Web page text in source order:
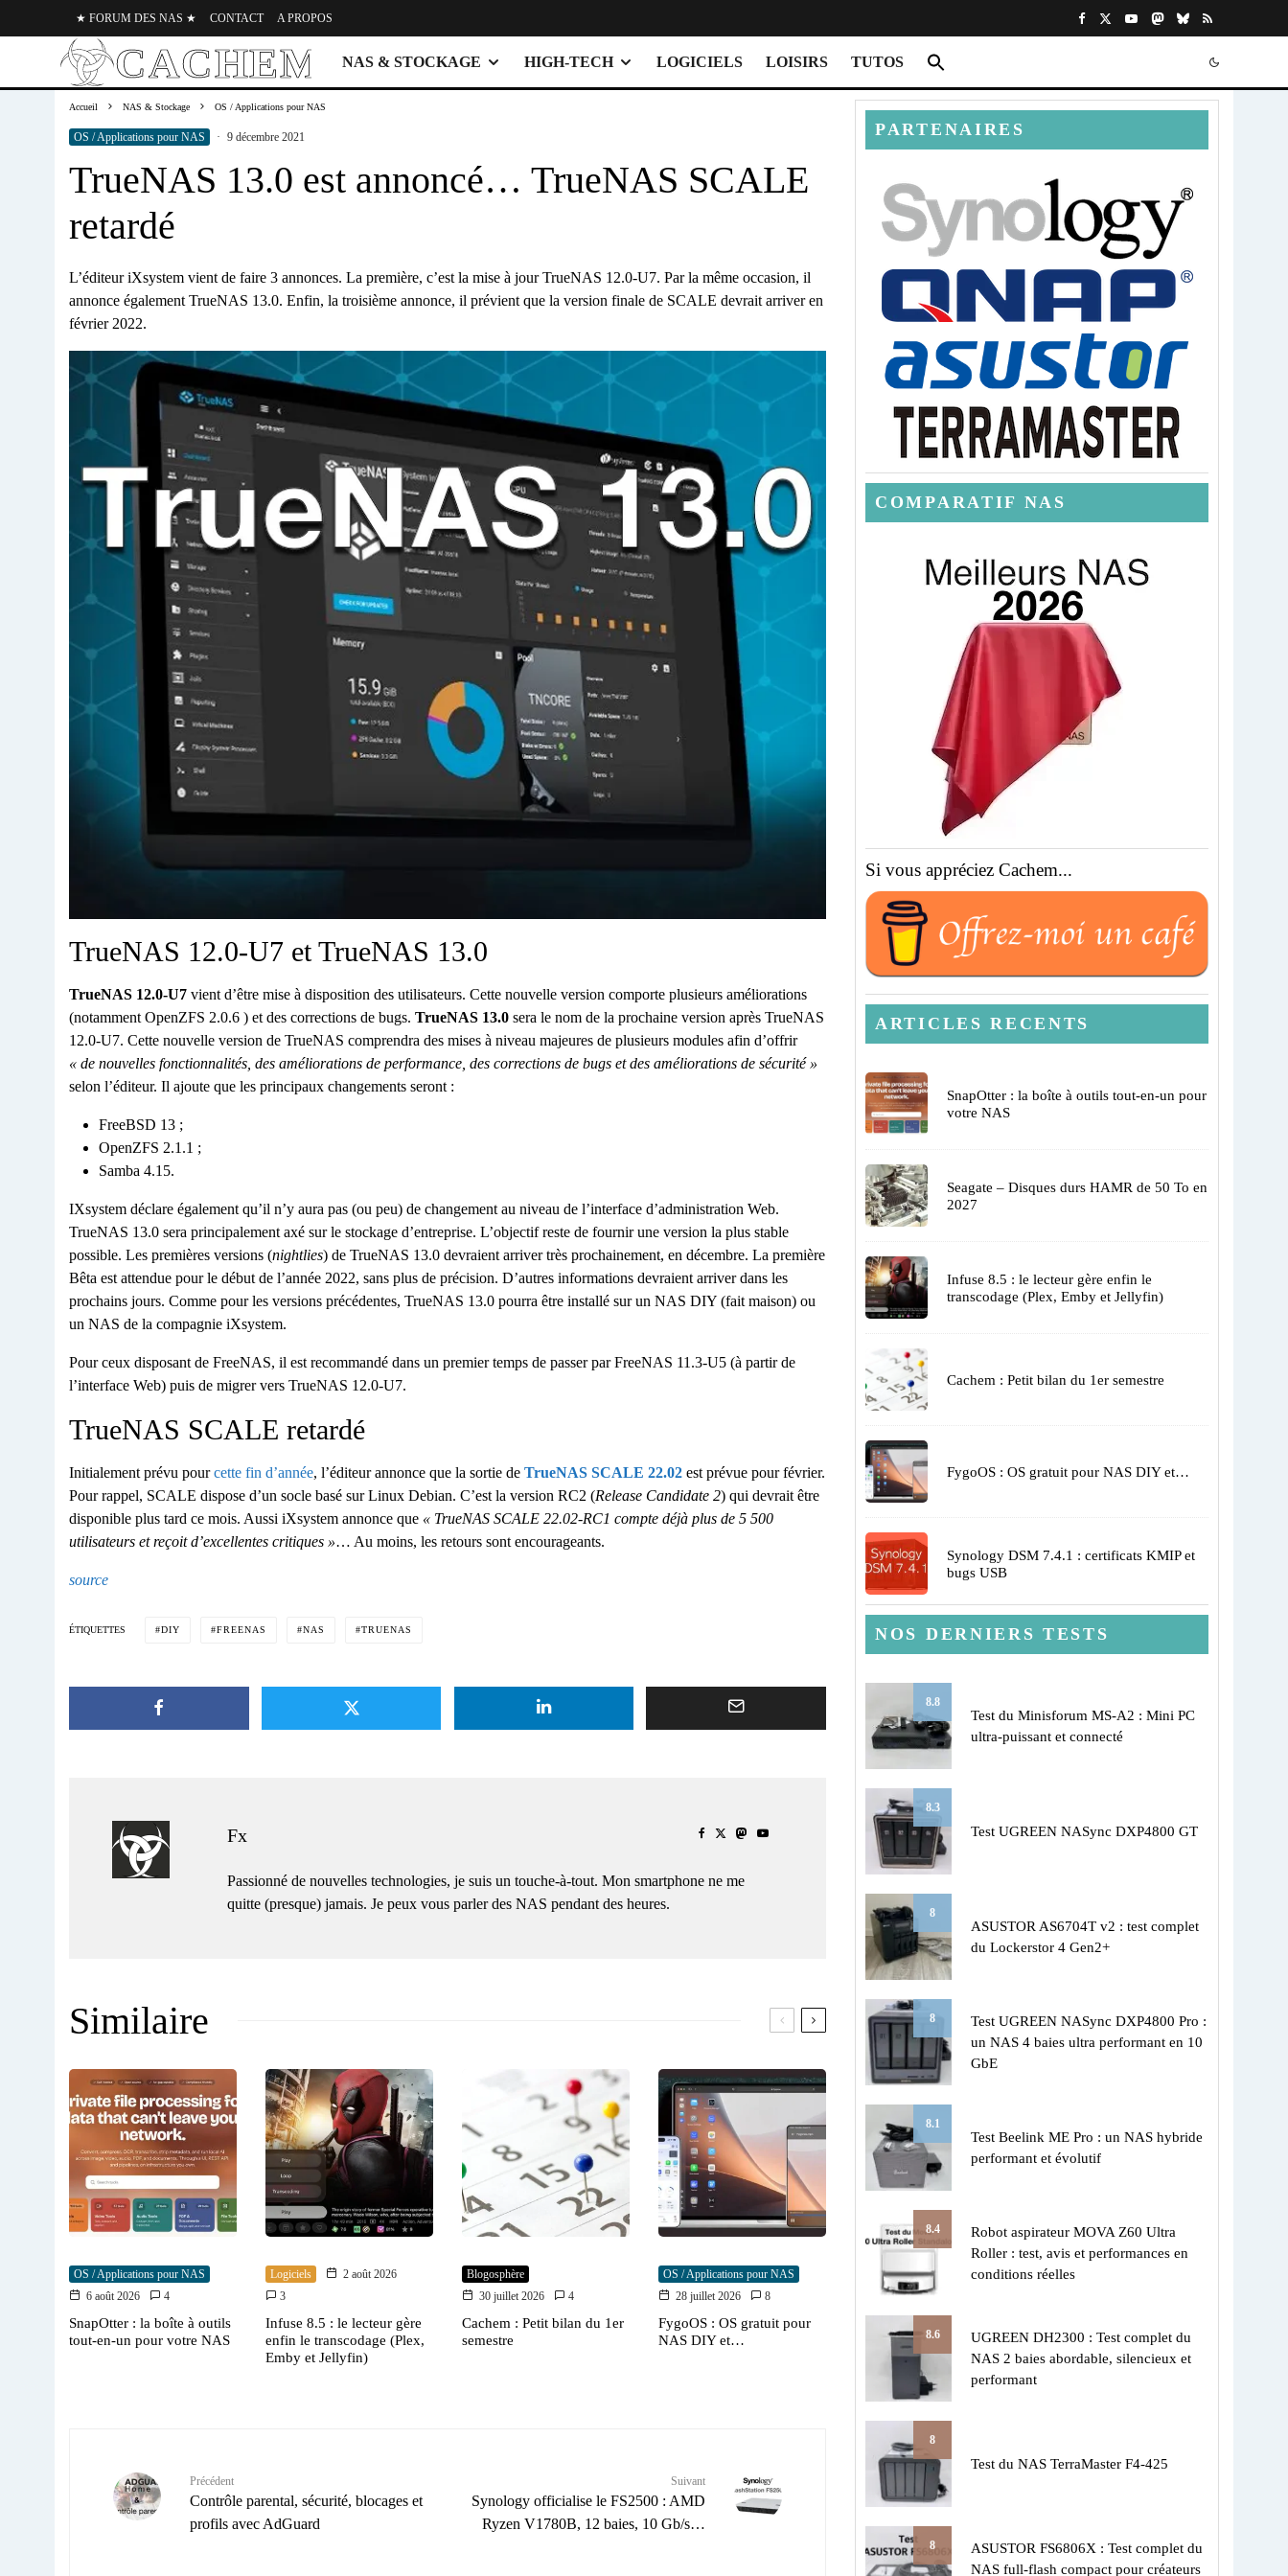
★ FORUM DES NAS ★ CONTACT A PROPOS
NAS & STOCKAGE HIGH-TECH LOGICIELS LOISIRS TUTOS
Accueil NAS & Stockage OS / Applications pour NAS
OS / Applications pour NAS · 9 décembre 2021
TrueNAS 13.0 est annoncé… TrueNAS SCALE
retardé
L’éditeur iXsystem vient de faire 3 annonces. La première, c’est la mise à jour TrueNAS 12.0-U7. Par la même occasion, il
annonce également TrueNAS 13.0. Enfin, la troisième annonce, il prévient que la version finale de SCALE devrait arriver en
février 2022.
TrueNAS 12.0-U7 et TrueNAS 13.0
TrueNAS 12.0-U7 vient d’être mise à disposition des utilisateurs. Cette nouvelle version comporte plusieurs améliorations
(notamment OpenZFS 2.0.6 ) et des corrections de bugs. TrueNAS 13.0 sera le nom de la prochaine version après TrueNAS
12.0-U7. Cette nouvelle version de TrueNAS comprendra des mises à niveau majeures de plusieurs modules afin d’offrir
« de nouvelles fonctionnalités, des améliorations de performance, des corrections de bugs et des améliorations de sécurité »
selon l’éditeur. Il ajoute que les principaux changements seront :
FreeBSD 13 ;
OpenZFS 2.1.1 ;
Samba 4.15.
IXsystem déclare également qu’il n’y aura pas (ou peu) de changement au niveau de l’interface d’administration Web.
TrueNAS 13.0 sera principalement axé sur le stockage d’entreprise. L’objectif reste de fournir une version la plus stable
possible. Les premières versions (nightlies) de TrueNAS 13.0 devraient arriver très prochainement, en décembre. La première
Bêta est attendue pour le début de l’année 2022, sans plus de précision. D’autres informations devraient arriver dans les
prochains jours. Comme pour les versions précédentes, TrueNAS 13.0 pourra être installé sur un NAS DIY (fait maison) ou
un NAS de la compagnie iXsystem.
Pour ceux disposant de FreeNAS, il est recommandé dans un premier temps de passer par FreeNAS 11.3-U5 (à partir de
l’interface Web) puis de migrer vers TrueNAS 12.0-U7.
TrueNAS SCALE retardé
Initialement prévu pourcette fin d’année, l’éditeur annonce que la sortie de TrueNAS SCALE 22.02 est prévue pour février.
Pour rappel, SCALE dispose d’un socle basé sur Linux Debian. C’est la version RC2 (Release Candidate 2) qui devrait être
disponible plus tard ce mois. Aussi iXsystem annonce que « TrueNAS SCALE 22.02-RC1 compte déjà plus de 5 500
utilisateurs et reçoit d’excellentes critiques »… Au moins, les retours sont encourageants.
source
ÉTIQUETTES DIY FREENAS NAS TRUENAS
Fx
Passionné de nouvelles technologies, je suis un touche-à-tout. Mon smartphone ne me
quitte (presque) jamais. Je peux vous parler des NAS pendant des heures.
Similaire
OS / Applications pour NAS
6 août 2026
4
SnapOtter : la boîte à outils
tout-en-un pour votre NAS
Logiciels
2 août 2026
3
Infuse 8.5 : le lecteur gère
enfin le transcodage (Plex,
Emby et Jellyfin)
Blogosphère
30 juillet 2026
4
Cachem : Petit bilan du 1er
semestre
OS / Applications pour NAS
28 juillet 2026
8
FygoOS : OS gratuit pour
NAS DIY et…
Précédent
Contrôle parental, sécurité, blocages et
profils avec AdGuard
Suivant
Synology officialise le FS2500 : AMD
Ryzen V1780B, 12 baies, 10 Gb/s…
PARTENAIRES
COMPARATIF NAS
Si vous appréciez Cachem...
ARTICLES RECENTS
SnapOtter : la boîte à outils tout-en-un pour
votre NAS
Seagate – Disques durs HAMR de 50 To en
2027
Infuse 8.5 : le lecteur gère enfin le
transcodage (Plex, Emby et Jellyfin)
Cachem : Petit bilan du 1er semestre
FygoOS : OS gratuit pour NAS DIY et…
Synology DSM 7.4.1 : certificats KMIP et
bugs USB
NOS DERNIERS TESTS
8.8
Test du Minisforum MS-A2 : Mini PC
ultra-puissant et connecté
8.3
Test UGREEN NASync DXP4800 GT
8
ASUSTOR AS6704T v2 : test complet
du Lockerstor 4 Gen2+
8
Test UGREEN NASync DXP4800 Pro :
un NAS 4 baies ultra performant en 10
GbE
8.1
Test Beelink ME Pro : un NAS hybride
performant et évolutif
8.4
Robot aspirateur MOVA Z60 Ultra
Roller : test, avis et performances en
conditions réelles
8.6
UGREEN DH2300 : Test complet du
NAS 2 baies abordable, silencieux et
performant
8
Test du NAS TerraMaster F4-425
8
ASUSTOR FS6806X : Test complet du
NAS full-flash compact pour créateurs